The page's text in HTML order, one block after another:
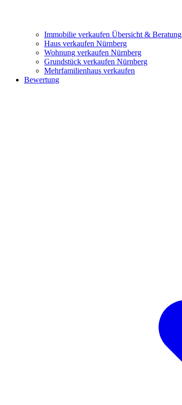
Immobilie verkaufen Übersicht & Beratung
Haus verkaufen Nürnberg
Wohnung verkaufen Nürnberg
Grundstück verkaufen Nürnberg
Mehrfamilienhaus verkaufen
Bewertung